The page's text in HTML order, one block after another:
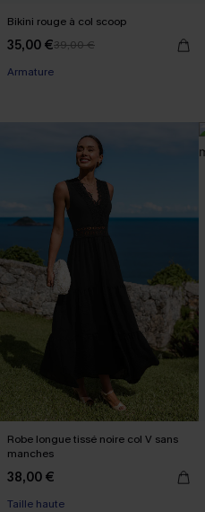
Bikini rouge à col scoop
35,00 €39,00 €
Armature
Robe longue tissé noire col V sans
manches
38,00 €
Taille haute